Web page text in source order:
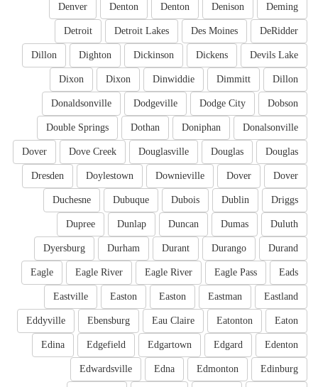
Deming
Denison
Denton
Denton
Denver
DeRidder
Des Moines
Detroit Lakes
Detroit
Devils Lake
Dickens
Dickinson
Dighton
Dillon
Dillon
Dimmitt
Dinwiddie
Dixon
Dixon
Dobson
Dodge City
Dodgeville
Donaldsonville
Donalsonville
Doniphan
Dothan
Double Springs
Douglas
Douglas
Douglasville
Dove Creek
Dover
Dover
Dover
Downieville
Doylestown
Dresden
Driggs
Dublin
Dubois
Dubuque
Duchesne
Duluth
Dumas
Duncan
Dunlap
Dupree
Durand
Durango
Durant
Durham
Dyersburg
Eads
Eagle Pass
Eagle River
Eagle River
Eagle
Eastland
Eastman
Easton
Easton
Eastville
Eaton
Eatonton
Eau Claire
Ebensburg
Eddyville
Edenton
Edgard
Edgartown
Edgefield
Edina
Edinburg
Edmonton
Edna
Edwardsville